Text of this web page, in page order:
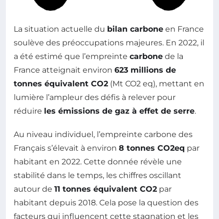
La situation actuelle du bilan carbone en France
soulève des préoccupations majeures. En 2022, il
a été estimé que l’empreinte carbone de la
France atteignait environ 623 millions de
tonnes équivalent CO2 (Mt CO2 eq), mettant en
lumière l’ampleur des défis à relever pour
réduire les émissions de gaz à effet de serre.
Au niveau individuel, l’empreinte carbone des
Français s’élevait à environ 8 tonnes CO2eq par
habitant en 2022. Cette donnée révèle une
stabilité dans le temps, les chiffres oscillant
autour de 11 tonnes équivalent CO2 par
habitant depuis 2018. Cela pose la question des
facteurs qui influencent cette stagnation et les